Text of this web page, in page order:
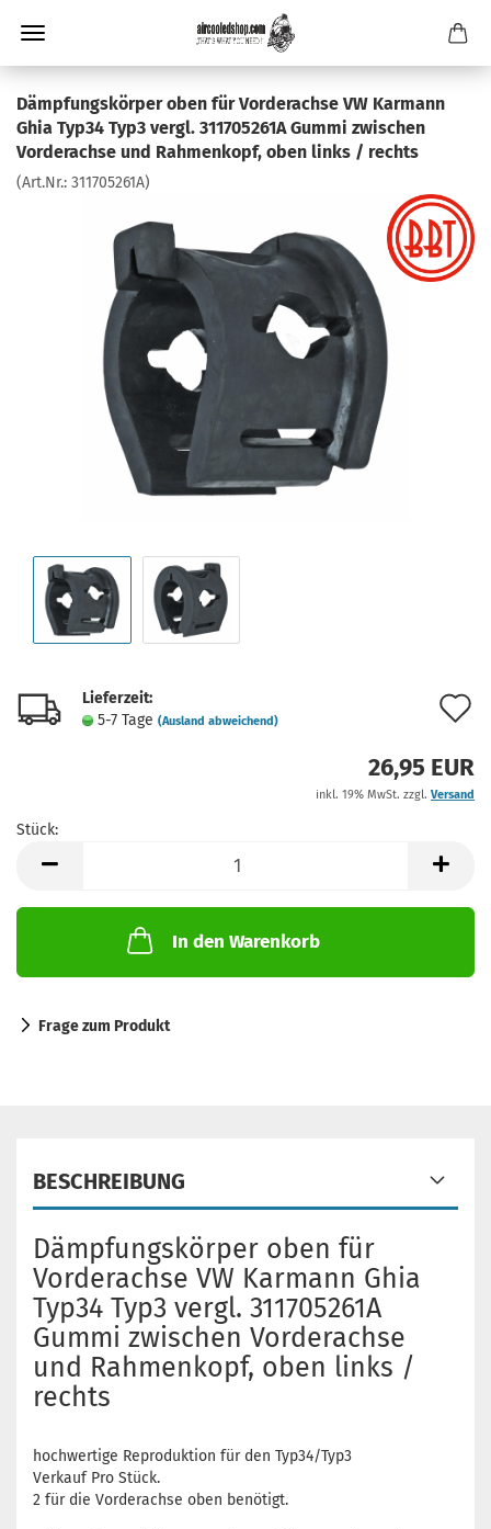
Dämpfungskörper oben für Vorderachse VW Karmann
Ghia Typ34 Typ3 vergl. 311705261A Gummi zwischen
Vorderachse und Rahmenkopf, oben links / rechts
(Art.Nr.: 311705261A)
Lieferzeit:
5-7 Tage (Ausland abweichend)
26,95 EUR
inkl. 19% MwSt. zzgl. Versand
Stück:
In den Warenkorb
Frage zum Produkt
BESCHREIBUNG
Dämpfungskörper oben für
Vorderachse VW Karmann Ghia
Typ34 Typ3 vergl. 311705261A
Gummi zwischen Vorderachse
und Rahmenkopf, oben links /
rechts
hochwertige Reproduktion für den Typ34/Typ3
Verkauf Pro Stück.
2 für die Vorderachse oben benötigt.